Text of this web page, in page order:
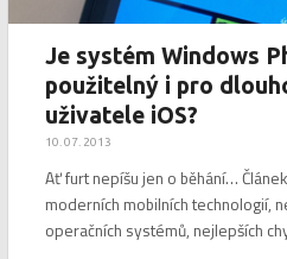
Je systém Windows
použitelný i pro
uživatele iOS?
10. 07. 2013
Ať furt nepíšu jen o běhání…
moderních mobilních technologií,
operačních systémů, nejlepších